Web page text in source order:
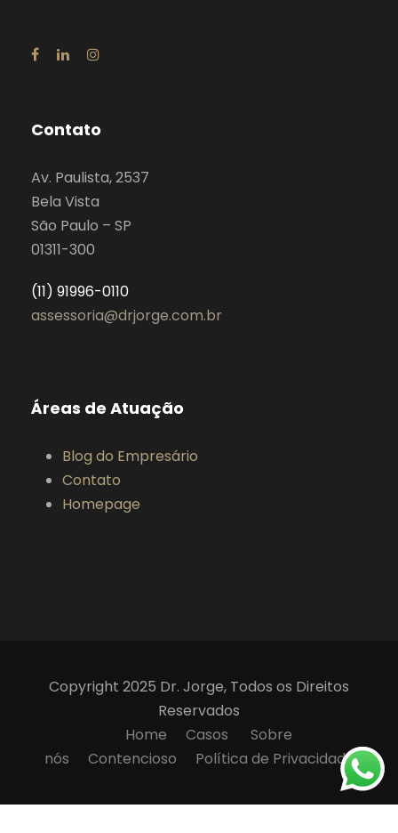
Contato
Av. Paulista, 2537
Bela Vista
São Paulo – SP
01311-300
(11) 91996-0110
assessoria@drjorge.com.br
Áreas de Atuação
Blog do Empresário
Contato
Homepage
Copyright 2025 Dr. Jorge, Todos os Direitos
Reservados
Home
Casos
Sobre
nós
Contencioso Política de Privacidade